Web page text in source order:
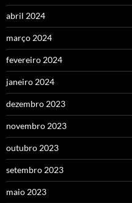
abril 2024
março 2024
fevereiro 2024
janeiro 2024
dezembro 2023
novembro 2023
outubro 2023
setembro 2023
maio 2023